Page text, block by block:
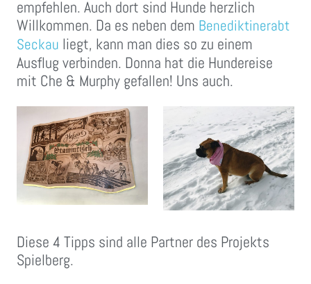
empfehlen. Auch dort sind Hunde herzlich
Willkommen. Da es neben dem Benediktinerabt
Seckau liegt, kann man dies so zu einem
Ausflug verbinden. Donna hat die Hundereise
mit Che & Murphy gefallen! Uns auch.
Diese 4 Tipps sind alle Partner des Projekts
Spielberg.